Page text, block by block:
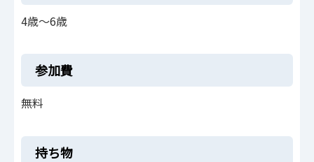
4歳～6歳
参加費
無料
持ち物